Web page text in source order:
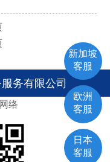
务有限公司
络
新加坡
客服
欧洲
客服
日本
客服